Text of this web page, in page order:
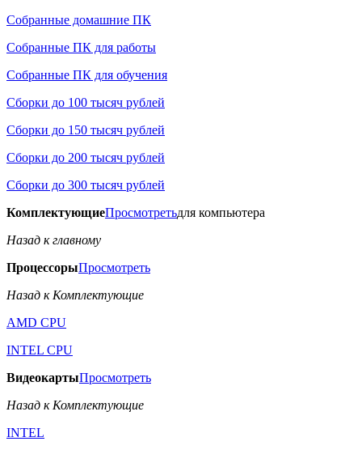
Собранные домашние ПК
Собранные ПК для работы
Собранные ПК для обучения
Сборки до 100 тысяч рублей
Сборки до 150 тысяч рублей
Сборки до 200 тысяч рублей
Сборки до 300 тысяч рублей
КомплектующиеПросмотретьдля компьютера
Назад к главному
ПроцессорыПросмотреть
Назад к Комплектующие
AMD CPU
INTEL CPU
ВидеокартыПросмотреть
Назад к Комплектующие
INTEL